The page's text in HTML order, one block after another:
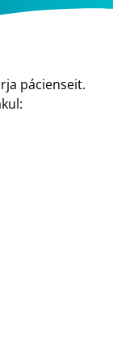
pácienseit.